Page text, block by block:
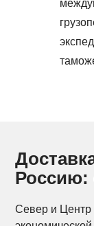
Россию:
Север и Центр